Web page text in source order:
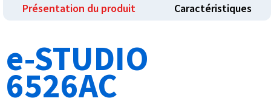
Présentation du produit Caractéristiques
e-STUDIO
6526AC